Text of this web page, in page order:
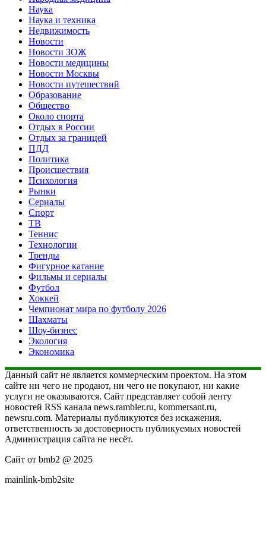
Наука
Наука и техника
Недвижимость
Новости
Новости ЗОЖ
Новости медицины
Новости Москвы
Новости путешествий
Образование
Общество
Около спорта
Отдых в России
Отдых за границей
ПДД
Политика
Происшествия
Психология
Рынки
Сериалы
Спорт
ТВ
Теннис
Технологии
Тренды
Фигурное катание
Фильмы и сериалы
Футбол
Хоккей
Чемпионат мира по футболу 2026
Шахматы
Шоу-бизнес
Экология
Экономика
Данный сайт не является коммерческим проектом. На этом
сайте ни чего не продают, ни чего не покупают, ни какие
услуги не оказываются. Сайт представляет собой ленту
новостей RSS канала news.rambler.ru, kommersant.ru,
newsru.com. Материалы публикуются без искажения,
ответственность за достоверность публикуемых новостей
Администрация сайта не несёт.
Сайт от bmb2 @ 2025
mainlink-bmb2site